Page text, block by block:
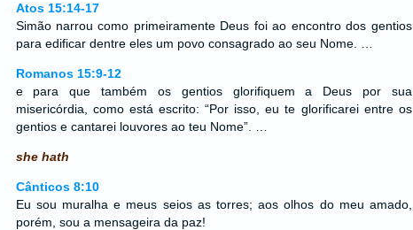
Atos 15:14-17
Simão narrou como primeiramente Deus foi ao encontro dos gentios
para edificar dentre eles um povo consagrado ao seu Nome. …
Romanos 15:9-12
e para que também os gentios glorifiquem a Deus por sua
misericórdia, como está escrito: “Por isso, eu te glorificarei entre os
gentios e cantarei louvores ao teu Nome”. …
she hath
Cânticos 8:10
Eu sou muralha e meus seios as torres; aos olhos do meu amado,
porém, sou a mensageira da paz!